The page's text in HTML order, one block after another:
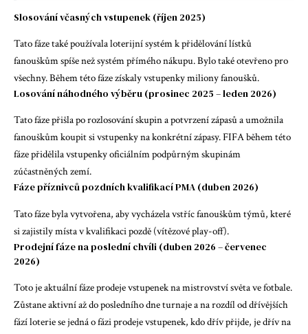
Slosování včasných vstupenek (říjen 2025)
Tato fáze také používala loterijní systém k přidělování lístků
fanouškům spíše než systém přímého nákupu. Bylo také otevřeno pro
všechny. Během této fáze získaly vstupenky miliony fanoušků.
Losování náhodného výběru (prosinec 2025 – leden 2026)
Tato fáze přišla po rozlosování skupin a potvrzení zápasů a umožnila
fanouškům koupit si vstupenky na konkrétní zápasy. FIFA během této
fáze přidělila vstupenky oficiálním podpůrným skupinám
zúčastněných zemí.
Fáze příznivců pozdních kvalifikací PMA (duben 2026)
Tato fáze byla vytvořena, aby vycházela vstříc fanouškům týmů, které
si zajistily místa v kvalifikaci pozdě (vítězové play-off).
Prodejní fáze na poslední chvíli (duben 2026 – červenec
2026)
Toto je aktuální fáze prodeje vstupenek na mistrovství světa ve fotbale.
Zůstane aktivní až do posledního dne turnaje a na rozdíl od dřívějších
fází loterie se jedná o fázi prodeje vstupenek, kdo dřív přijde, je dřív na